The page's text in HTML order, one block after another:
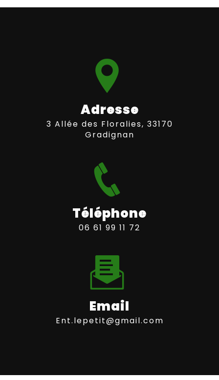
Adresse
3 Allée des Floralies, 33170
Gradignan
Téléphone
06 61 99 11 72
Email
ent.lepetit@gmail.com